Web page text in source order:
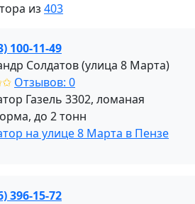
из 403
100-11-49
Солдатов (улица 8 Марта)
Отзывов: 0
Газель 3302, ломаная
до 2 тонн
на улице 8 Марта в Пензе
396-15-72